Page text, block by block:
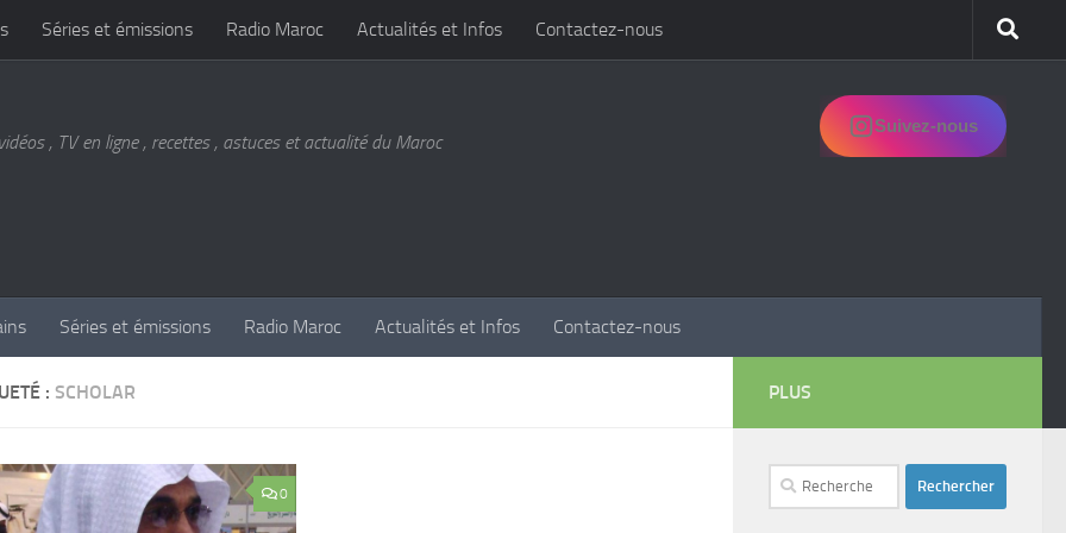
Séries et émissions Radio Maroc Actualités et Infos Contactez-nous
, TV en ligne , recettes , astuces et actualité du Maroc
Suivez-nous
Séries et émissions Radio Maroc Actualités et Infos Contactez-nous
: SCHOLAR
0
PLUS
Rechercher :